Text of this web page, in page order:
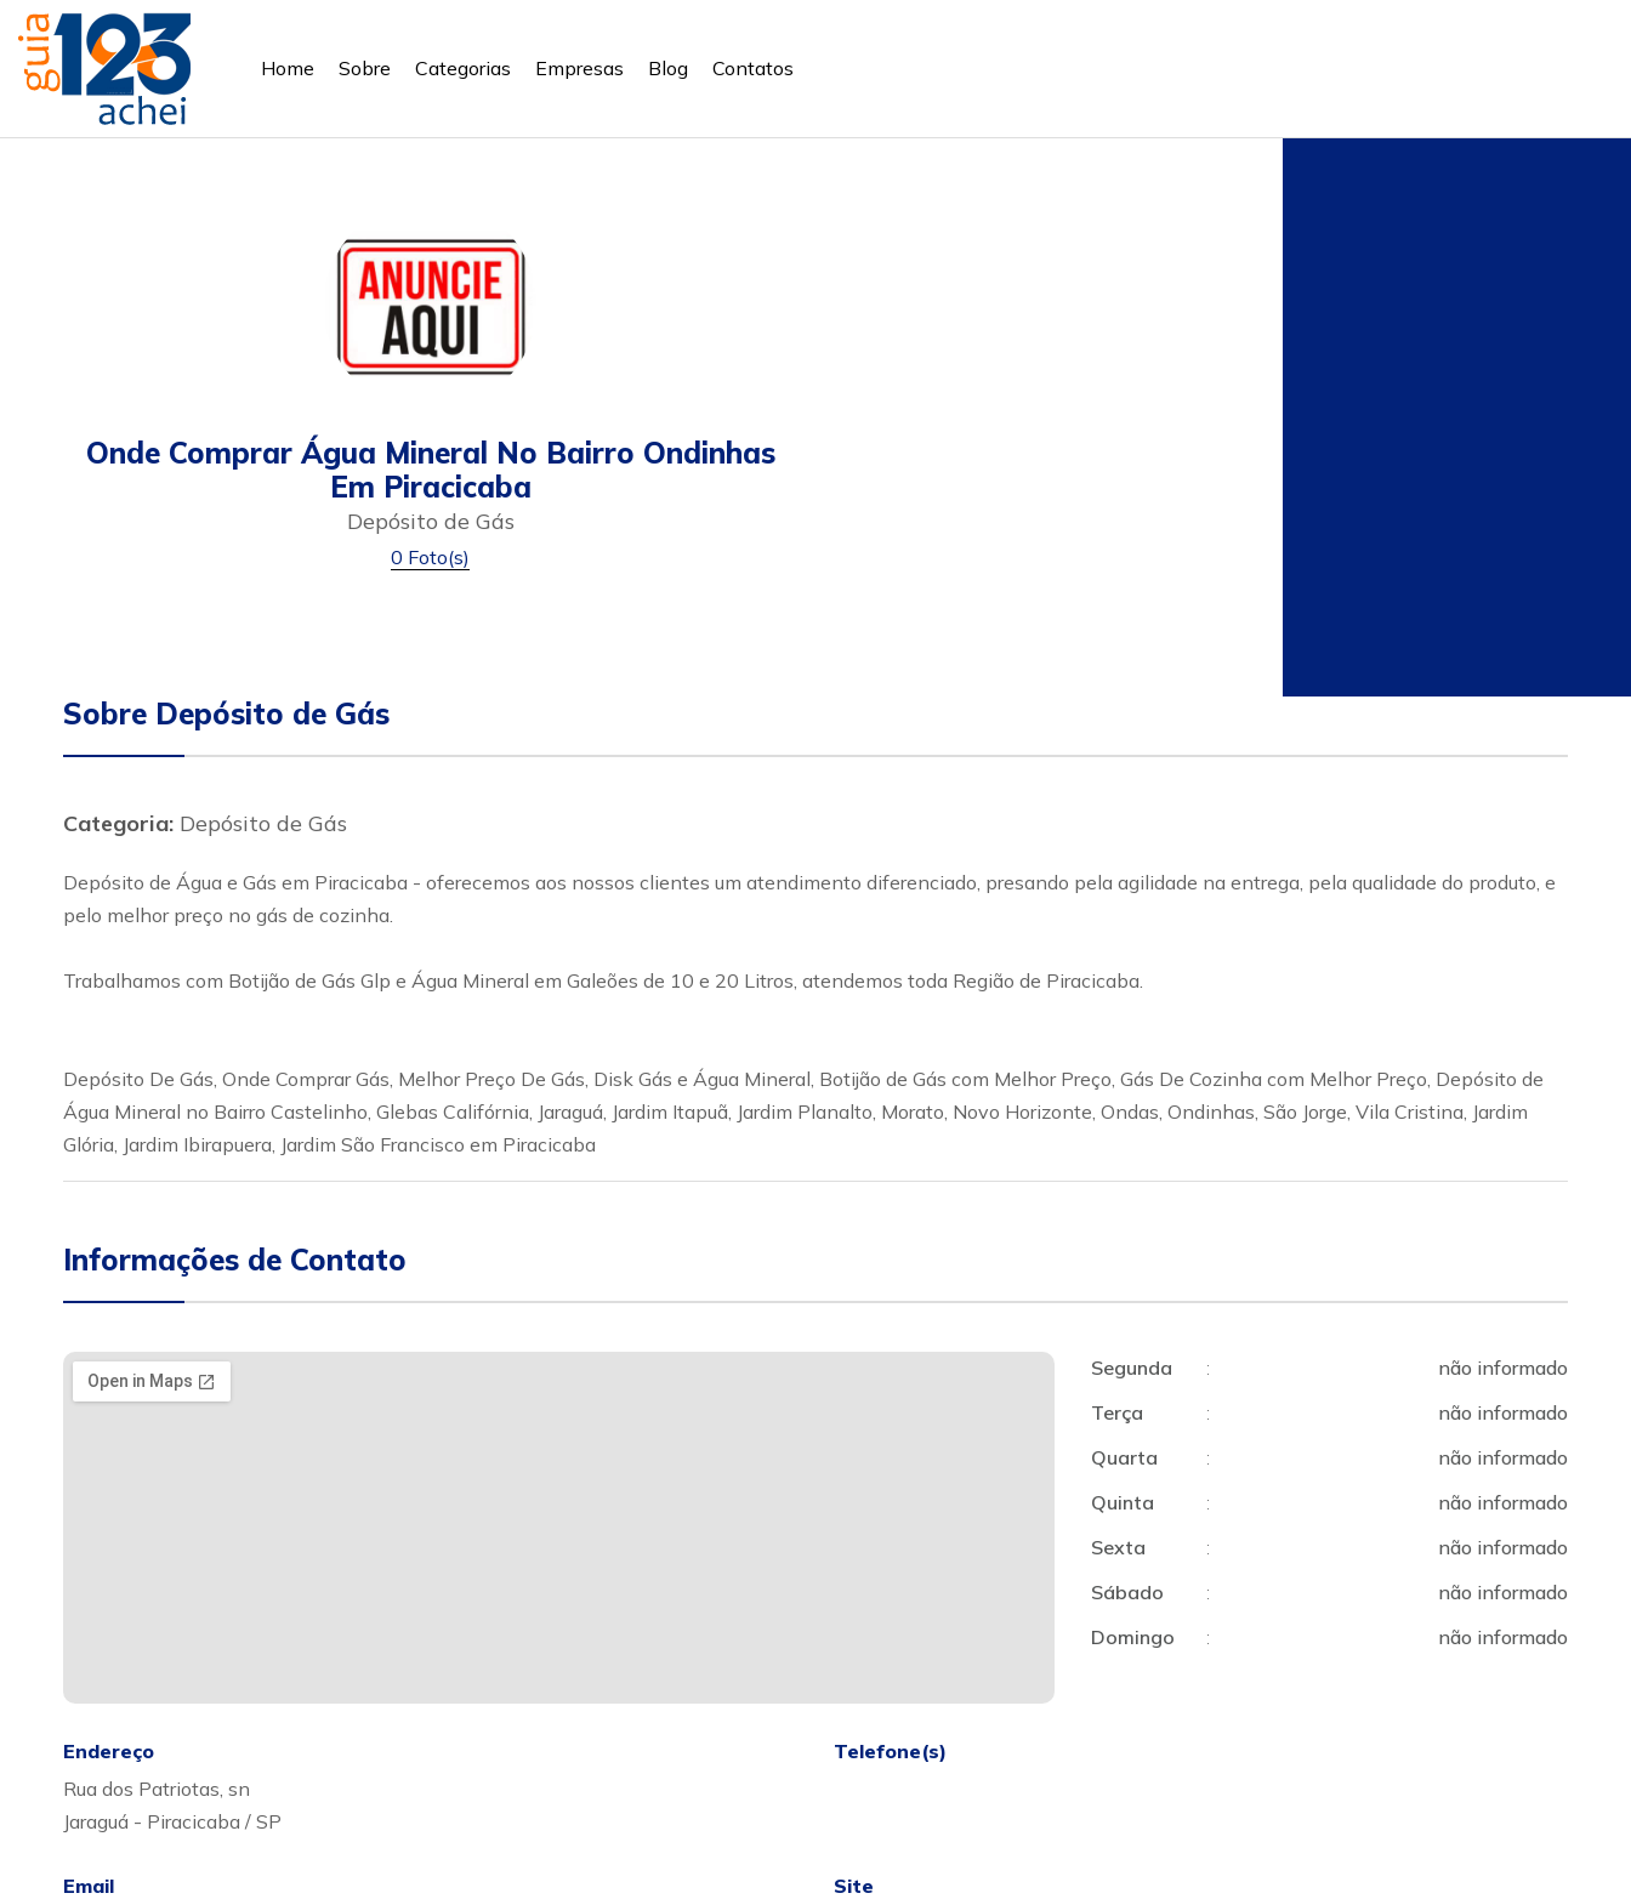
Home Sobre Categorias Empresas Blog Contatos
Onde Comprar Água Mineral No Bairro Ondinhas
Em Piracicaba
Depósito de Gás
0 Foto(s)
Sobre Depósito de Gás
Categoria: Depósito de Gás
Depósito de Água e Gás em Piracicaba - oferecemos aos nossos clientes um atendimento diferenciado, presando pela agilidade na entrega, pela qualidade do produto, e
pelo melhor preço no gás de cozinha.
Trabalhamos com Botijão de Gás Glp e Água Mineral em Galeões de 10 e 20 Litros, atendemos toda Região de Piracicaba.
Depósito De Gás, Onde Comprar Gás, Melhor Preço De Gás, Disk Gás e Água Mineral, Botijão de Gás com Melhor Preço, Gás De Cozinha com Melhor Preço, Depósito de
Água Mineral no Bairro Castelinho, Glebas Califórnia, Jaraguá, Jardim Itapuã, Jardim Planalto, Morato, Novo Horizonte, Ondas, Ondinhas, São Jorge, Vila Cristina, Jardim
Glória, Jardim Ibirapuera, Jardim São Francisco em Piracicaba
Informações de Contato
Segunda :
não informado
Terça
:
não informado
Quarta
:
não informado
Quinta
:
não informado
Sexta
:
não informado
Sábado
:
não informado
Domingo
: não informado
Endereço
Rua dos Patriotas, sn
Jaraguá - Piracicaba / SP
Telefone(s)
Email Site